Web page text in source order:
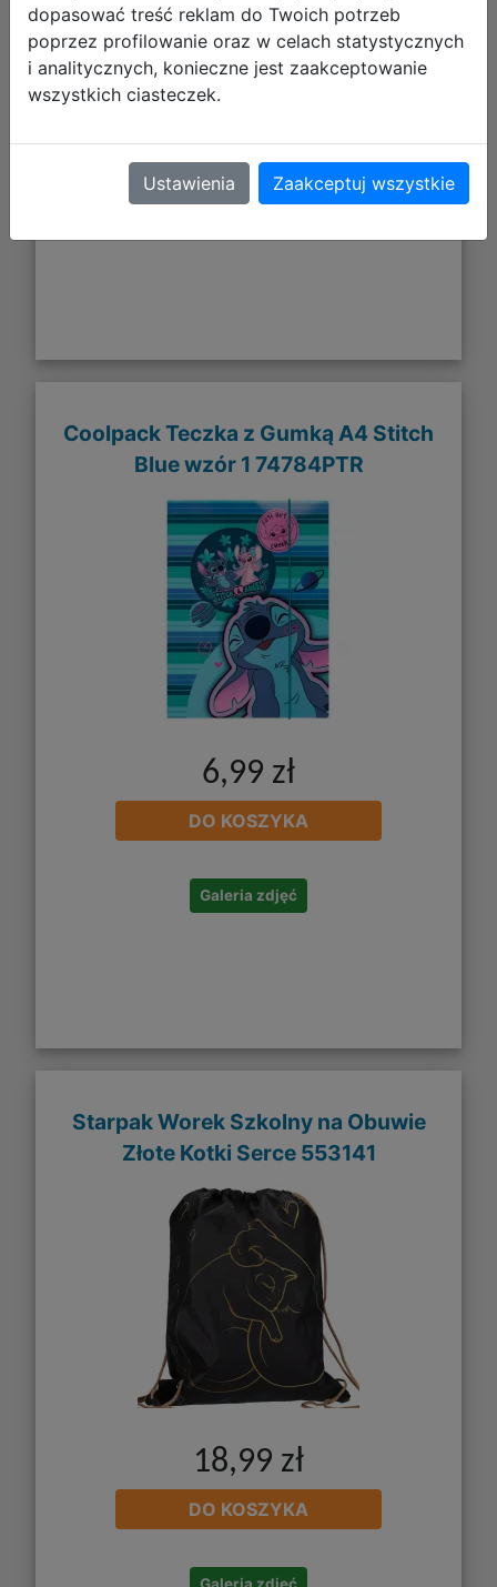
29,77 zł
Galeria zdjęć
Coolpack Teczka z Gumką A4 Stitch
Blue wzór 1 74784PTR
6,99 zł
DO KOSZYKA
Galeria zdjęć
Starpak Worek Szkolny na Obuwie
Złote Kotki Serce 553141
18,99 zł
DO KOSZYKA
dopasować treść reklam do Twoich potrzeb
poprzez profilowanie oraz w celach statystycznych
i analitycznych, konieczne jest zaakceptowanie
wszystkich ciasteczek.
Ustawienia Zaakceptuj wszystkie